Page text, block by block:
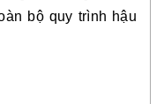
bộ quy trình hậu